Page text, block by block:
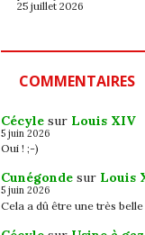
25 juillet 2026
COMMENTAIRES
Cécyle sur Louis XIV
5 juin 2026
Oui ! ;-)
Cunégonde sur Louis
5 juin 2026
Cela a dû être une très